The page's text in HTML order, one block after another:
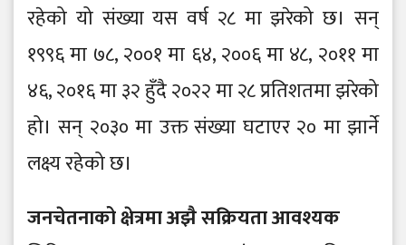
रहेको यो संख्या यस वर्ष २८ मा झरेको छ। सन्
१९९६ मा ७८, २००१ मा ६४, २००६ मा ४८, २०११ मा
४६, २०१६ मा ३२ हुँदै २०२२ मा २८ प्रतिशतमा झरेको
हो। सन् २०३० मा उक्त संख्या घटाएर २० मा झार्ने
लक्ष्य रहेको छ।
जनचेतनाको क्षेत्रमा अझै सक्रियता आवश्यक